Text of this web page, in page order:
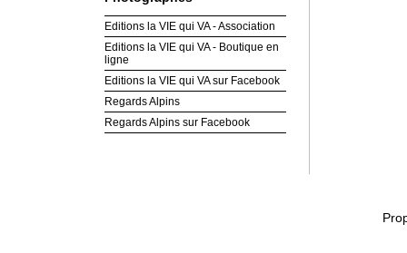
Editions la VIE qui VA - Association
Editions la VIE qui VA - Boutique en
ligne
Editions la VIE qui VA sur Facebook
Regards Alpins
Regards Alpins sur Facebook